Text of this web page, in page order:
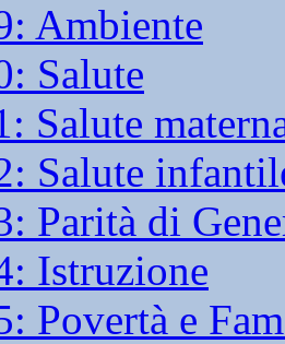
Ambiente
Salute
Salute
Salute
Parità di
Istruzione
Povertà e